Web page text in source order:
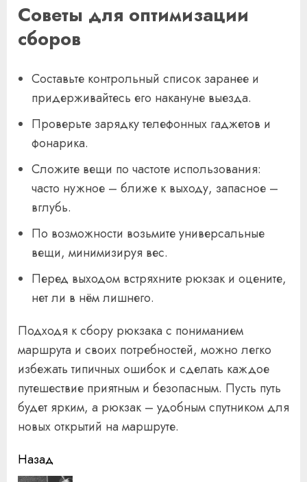
Советы для оптимизации
сборов
Составьте контрольный список заранее и
придерживайтесь его накануне выезда.
Проверьте зарядку телефонных гаджетов и
фонарика.
Сложите вещи по частоте использования:
часто нужное – ближе к выходу, запасное –
вглубь.
По возможности возьмите универсальные
вещи, минимизируя вес.
Перед выходом встряхните рюкзак и оцените,
нет ли в нём лишнего.
Подходя к сбору рюкзака с пониманием
маршрута и своих потребностей, можно легко
избежать типичных ошибок и сделать каждое
путешествие приятным и безопасным. Пусть путь
будет ярким, а рюкзак – удобным спутником для
новых открытий на маршруте.
Продолжить
Назад